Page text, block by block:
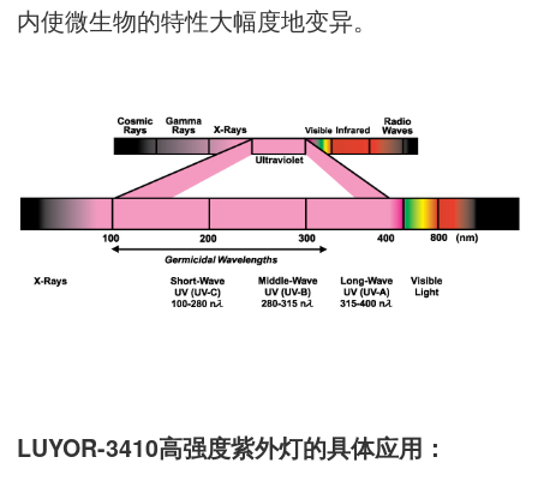
内使微生物的特性大幅度地变异。
LUYOR-3410高强度紫外灯的具体应用：